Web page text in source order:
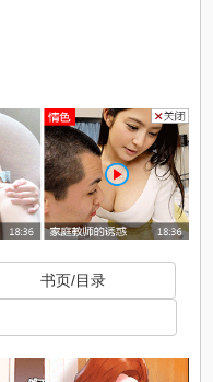
书页/目录